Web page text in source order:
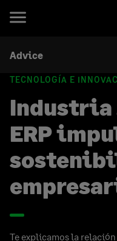
Advice
TECNOLOGÍA E
Industria
ERP
Te explicamos la